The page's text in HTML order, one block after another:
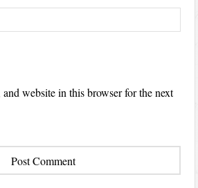
website in this browser for the next